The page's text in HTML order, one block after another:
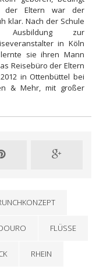
der Eltern war der
klar. Nach der Schule
zur
in Köln
sie ihren Mann
Reisebüro der Eltern
in Ottenbüttel bei
& Mehr, mit großer
FLÜSSE
RHEIN